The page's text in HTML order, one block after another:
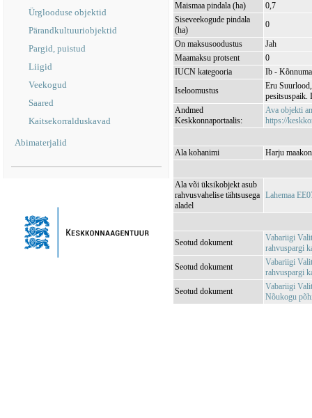
Ürglooduse objektid
Pärandkultuuriobjektid
Pargid, puistud
Liigid
Veekogud
Saared
Kaitsekorralduskavad
Abimaterjalid
Maismaa pindala (ha)
0,7
Siseveekogude pindala
(ha)
0
On maksusoodustus
Jah
Maamaksu protsent
0
IUCN kategooria
Ib -
Iseloomustus
Eru
pesitsuspaik.
Andmed
Keskkonnaportaalis:
Ava objekti
https://
Ala kohanimi Harju
Ala või üksikobjekt asub
rahvusvahelise tähtsusega
aladel
Lahemaa
Seotud dokument
Vabariigi
rahvuspargi
Seotud dokument
Vabariigi
rahvuspargi
Seotud dokument
Vabariigi
Nõukogu